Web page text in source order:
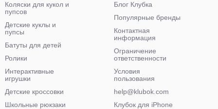
Коляски для кукол и
пупсов
Детские куклы и
пупсы
Батуты для детей
Ролики
Интерактивные
игрушки
Детские кроссовки
Школьные рюкзаки
Блог Клубка
Популярные бренды
Контактная
информация
Ограничение
ответственности
Условия
пользования
help@klubok.com
Клубок для iPhone